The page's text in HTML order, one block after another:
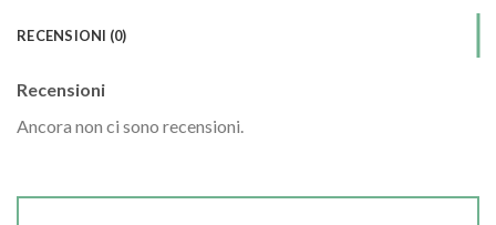
RECENSIONI (0)
Recensioni
Ancora non ci sono recensioni.